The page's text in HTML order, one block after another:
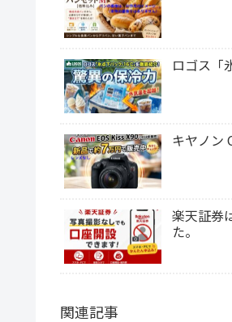
ロゴス「
キヤノン
楽天証券
た。
関連記事